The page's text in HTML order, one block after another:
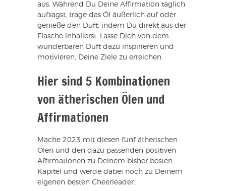
aus. Während Du Deine Affirmation täglich
aufsagst, trage das Öl äußerlich auf oder
genieße den Duft, indem Du direkt aus der
Flasche inhalierst. Lasse Dich von dem
wunderbaren Duft dazu inspirieren und
motivieren, Deine Ziele zu erreichen.
Hier sind 5 Kombinationen
von ätherischen Ölen und
Affirmationen
Mache 2023 mit diesen fünf ätherischen
Ölen und den dazu passenden positiven
Affirmationen zu Deinem bisher besten
Kapitel und werde dabei noch zu Deinem
eigenen besten Cheerleader.